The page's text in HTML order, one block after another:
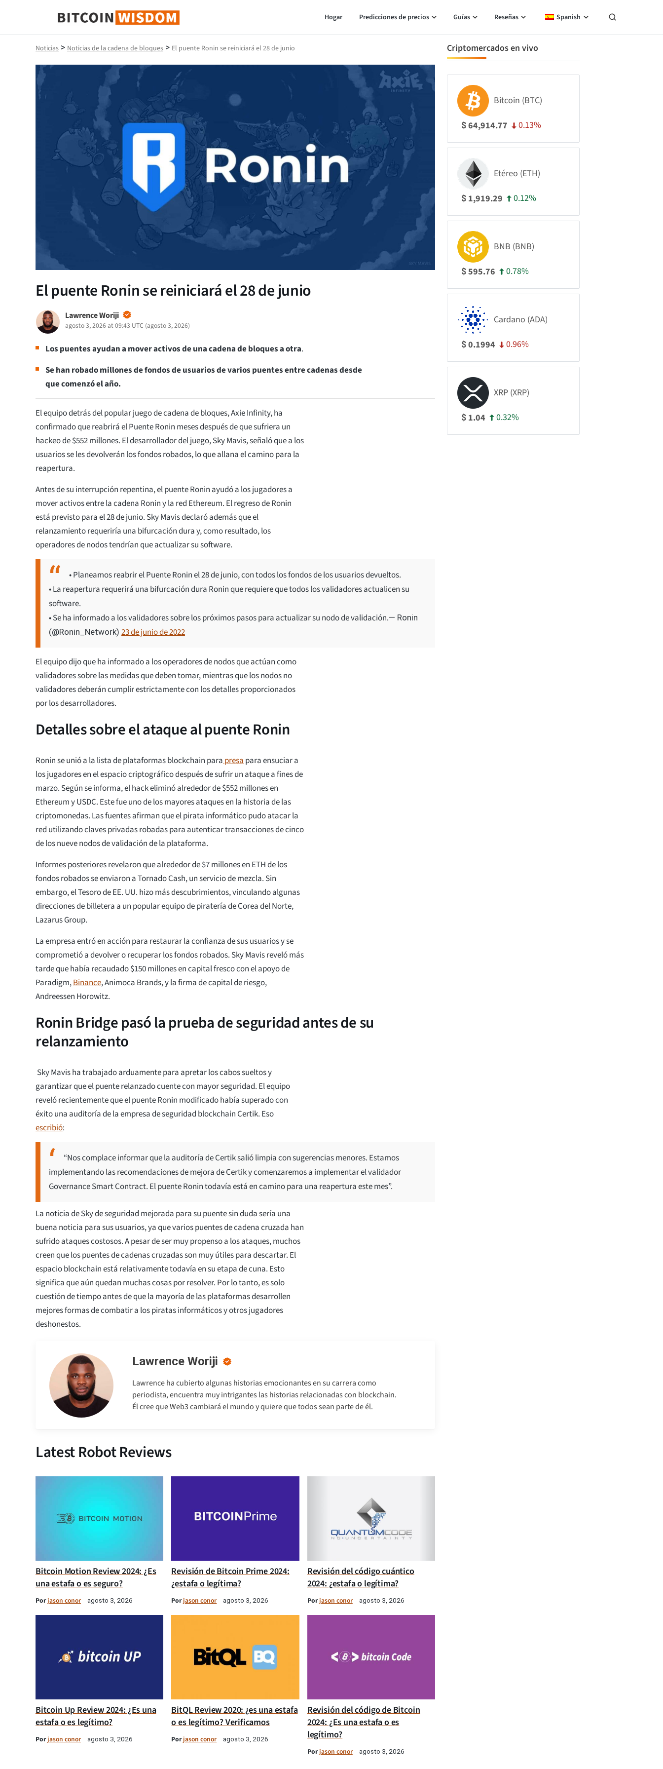
Sabiduría de Bitcoin
Hogar Predicciones de precios Guías Reseñas Spanish
Noticias > Noticias de la cadena de bloques > El puente Ronin se reiniciará el 28 de junio
El puente Ronin se reiniciará el 28 de junio
Lawrence Woriji
agosto 3, 2026 at 09:43 UTC (agosto 3, 2026)
Los puentes ayudan a mover activos de una cadena de bloques a otra.
Se han robado millones de fondos de usuarios de varios puentes entre cadenas desde
que comenzó el año.
El equipo detrás del popular juego de cadena de bloques, Axie Infinity, ha
confirmado que reabrirá el Puente Ronin meses después de que sufriera un
hackeo de $552 millones. El desarrollador del juego, Sky Mavis, señaló que a los
usuarios se les devolverán los fondos robados, lo que allana el camino para la
reapertura.
Antes de su interrupción repentina, el puente Ronin ayudó a los jugadores a
mover activos entre la cadena Ronin y la red Ethereum. El regreso de Ronin
está previsto para el 28 de junio. Sky Mavis declaró además que el
relanzamiento requeriría una bifurcación dura y, como resultado, los
operadores de nodos tendrían que actualizar su software.
• Planeamos reabrir el Puente Ronin el 28 de junio, con todos los fondos de los usuarios devueltos.
• La reapertura requerirá una bifurcación dura Ronin que requiere que todos los validadores actualicen su
software.
• Se ha informado a los validadores sobre los próximos pasos para actualizar su nodo de validación.— Ronin
(@Ronin_Network) 23 de junio de 2022
El equipo dijo que ha informado a los operadores de nodos que actúan como
validadores sobre las medidas que deben tomar, mientras que los nodos no
validadores deberán cumplir estrictamente con los detalles proporcionados
por los desarrolladores.
Detalles sobre el ataque al puente Ronin
Ronin se unió a la lista de plataformas blockchain para presa para ensuciar a
los jugadores en el espacio criptográfico después de sufrir un ataque a fines de
marzo. Según se informa, el hack eliminó alrededor de $552 millones en
Ethereum y USDC. Este fue uno de los mayores ataques en la historia de las
criptomonedas. Las fuentes afirman que el pirata informático pudo atacar la
red utilizando claves privadas robadas para autenticar transacciones de cinco
de los nueve nodos de validación de la plataforma.
Informes posteriores revelaron que alrededor de $7 millones en ETH de los
fondos robados se enviaron a Tornado Cash, un servicio de mezcla. Sin
embargo, el Tesoro de EE. UU. hizo más descubrimientos, vinculando algunas
direcciones de billetera a un popular equipo de piratería de Corea del Norte,
Lazarus Group.
La empresa entró en acción para restaurar la confianza de sus usuarios y se
comprometió a devolver o recuperar los fondos robados. Sky Mavis reveló más
tarde que había recaudado $150 millones en capital fresco con el apoyo de
Paradigm,Binance, Animoca Brands, y la firma de capital de riesgo,
Andreessen Horowitz.
Ronin Bridge pasó la prueba de seguridad antes de su
relanzamiento
Sky Mavis ha trabajado arduamente para apretar los cabos sueltos y
garantizar que el puente relanzado cuente con mayor seguridad. El equipo
reveló recientemente que el puente Ronin modificado había superado con
éxito una auditoría de la empresa de seguridad blockchain Certik. Eso
escribió:
“Nos complace informar que la auditoría de Certik salió limpia con sugerencias menores. Estamos
implementando las recomendaciones de mejora de Certik y comenzaremos a implementar el validador
Governance Smart Contract. El puente Ronin todavía está en camino para una reapertura este mes”.
La noticia de Sky de seguridad mejorada para su puente sin duda sería una
buena noticia para sus usuarios, ya que varios puentes de cadena cruzada han
sufrido ataques costosos. A pesar de ser muy propenso a los ataques, muchos
creen que los puentes de cadenas cruzadas son muy útiles para descartar. El
espacio blockchain está relativamente todavía en su etapa de cuna. Esto
significa que aún quedan muchas cosas por resolver. Por lo tanto, es solo
cuestión de tiempo antes de que la mayoría de las plataformas desarrollen
mejores formas de combatir a los piratas informáticos y otros jugadores
deshonestos.
Lawrence Woriji
Lawrence ha cubierto algunas historias emocionantes en su carrera como
periodista, encuentra muy intrigantes las historias relacionadas con blockchain.
Él cree que Web3 cambiará el mundo y quiere que todos sean parte de él.
Latest Robot Reviews
Bitcoin Motion Review 2024: ¿Es
una estafa o es seguro?
Porjason conor agosto 3, 2026
Revisión de Bitcoin Prime 2024:
¿estafa o legítima?
Porjason conor agosto 3, 2026
Revisión del código cuántico
2024: ¿estafa o legítima?
Porjason conor agosto 3, 2026
Bitcoin Up Review 2024: ¿Es una
estafa o es legítimo?
Porjason conor agosto 3, 2026
BitQL Review 2020: ¿es una estafa
o es legítimo? Verificamos
Porjason conor agosto 3, 2026
Revisión del código de Bitcoin
2024: ¿Es una estafa o es
legítimo?
Porjason conor agosto 3, 2026
Criptomercados en vivo
Bitcoin (BTC)
$64,914.77 0.13%
Etéreo (ETH)
$ 1,919.29 0.12%
BNB (BNB)
$595.76 0.78%
Cardano (ADA)
$0.1994 0.96%
XRP (XRP)
$ 1.04 0.32%